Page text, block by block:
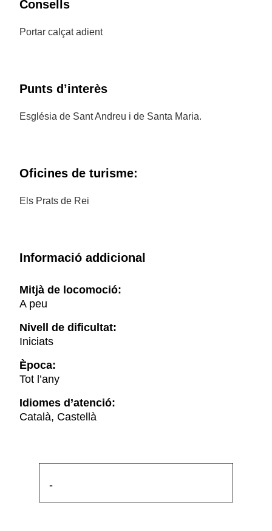
Consells
Portar calçat adient
Punts d’interès
Església de Sant Andreu i de Santa Maria.
Oficines de turisme:
Els Prats de Rei
Informació addicional
Mitjà de locomoció:
A peu
Nivell de dificultat:
Iniciats
Època:
Tot l’any
Idiomes d’atenció:
Català, Castellà
-